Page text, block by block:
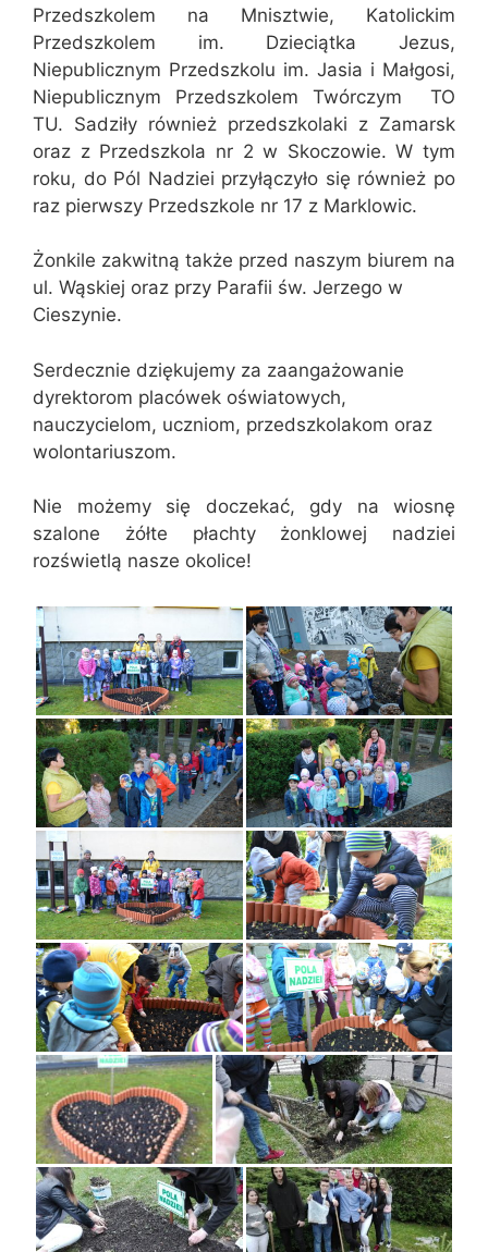
Przedszkolem na Mnisztwie, Katolickim
Przedszkolem im. Dzieciątka Jezus,
Niepublicznym Przedszkolu im. Jasia i Małgosi,
Niepublicznym Przedszkolem Twórczym TO
TU. Sadziły również przedszkolaki z Zamarsk
oraz z Przedszkola nr 2 w Skoczowie. W tym
roku, do Pól Nadziei przyłączyło się również po
raz pierwszy Przedszkole nr 17 z Marklowic.
Żonkile zakwitną także przed naszym biurem na
ul. Wąskiej oraz przy Parafii św. Jerzego w
Cieszynie.
Serdecznie dziękujemy za zaangażowanie
dyrektorom placówek oświatowych,
nauczycielom, uczniom, przedszkolakom oraz
wolontariuszom.
Nie możemy się doczekać, gdy na wiosnę
szalone żółte płachty żonklowej nadziei
rozświetlą nasze okolice!